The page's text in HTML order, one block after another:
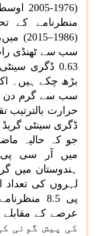
(
1976
-
2005
منظرنامے کے
(
1986
–
2015
)
سب سے ٹھنڈی رات
0.63 ڈگری
بڑھ چکے ہیں۔
سب سے گرم دن
حرارت بالترتیب
ڈگری سینٹی
جو کہ حالیہ
میں آر سی
ہندوستان میں
لہروں کی
پی8.5
عرصے کے
کی پیش گوئی